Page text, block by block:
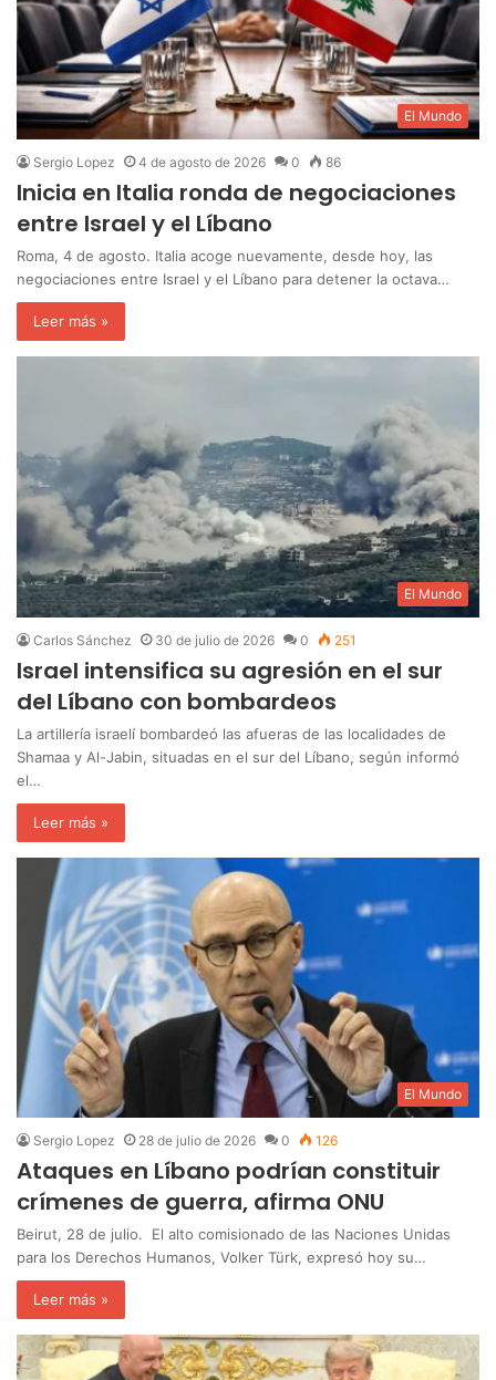
El Mundo
Sergio Lopez 4 de agosto de 2026 0 86
Inicia en Italia ronda de negociaciones
entre Israel y el Líbano
Roma, 4 de agosto. Italia acoge nuevamente, desde hoy, las
negociaciones entre Israel y el Líbano para detener la octava…
Leer más »
El Mundo
Carlos Sánchez 30 de julio de 2026 0 251
Israel intensifica su agresión en el sur
del Líbano con bombardeos
La artillería israelí bombardeó las afueras de las localidades de
Shamaa y Al-Jabin, situadas en el sur del Líbano, según informó
el…
Leer más »
El Mundo
Sergio Lopez 28 de julio de 2026 0 126
Ataques en Líbano podrían constituir
crímenes de guerra, afirma ONU
Beirut, 28 de julio. El alto comisionado de las Naciones Unidas
para los Derechos Humanos, Volker Türk, expresó hoy su…
Leer más »